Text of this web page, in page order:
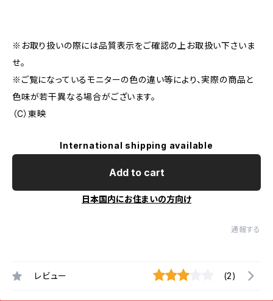
※お取り扱いの際には品質表示をご確認の上お取扱い下さいま
せ。
※ご覧になっているモニターの色の違い等により、実際の商品と
色味が若干異なる場合がございます。
（C）東映
International shipping available
Add to cart
日本国内にお住まいの方向け
通報する
レビュー (2)